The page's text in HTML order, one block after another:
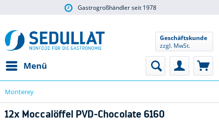
Gastrogroßhändler seit 1978
Menü
Geschäftskunde
zzgl. MwSt.
Monterey
12x Moccalöffel PVD-Chocolate 6160